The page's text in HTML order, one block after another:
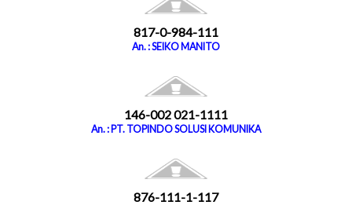
817-0-984-111
An. : SEIKO MANITO
146-002 021-1111
An. : PT. TOPINDO SOLUSI KOMUNIKA
876-111-1-117